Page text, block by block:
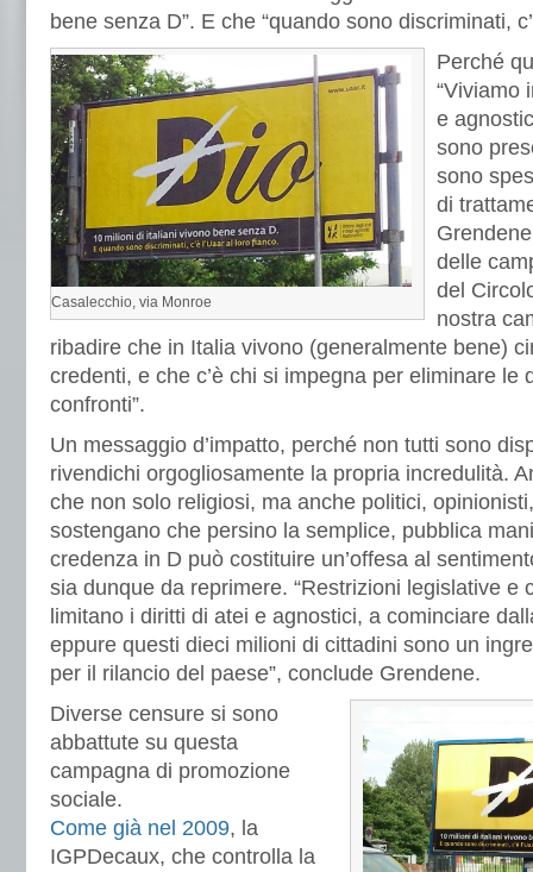
bene senza D”. E che “quando sono discriminati,
Casalecchio, via Monroe
Perché
“Viviamo
e
sono
sono
di
delle
del
nostra
ribadire che in Italia vivono (generalmente bene)
credenti, e che c’è chi si impegna per eliminare le
confronti”.
Un messaggio d’impatto, perché non tutti sono
rivendichi orgogliosamente la propria incredulità.
che non solo religiosi, ma anche politici,
sostengano che persino la semplice, pubblica
credenza in D può costituire un’offesa al
sia dunque da reprimere. “Restrizioni legislative e
limitano i diritti di atei e agnostici, a cominciare
eppure questi dieci milioni di cittadini sono un
per il rilancio del paese”, conclude Grendene.
Diverse censure si sono
abbattute su questa
campagna di promozione
sociale.
Come già nel 2009, la
IGPDecaux, che controlla la